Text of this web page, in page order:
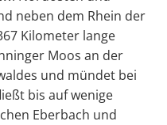
neben dem Rhein der
Kilometer lange
Moos an der
und mündet bei
bis auf wenige
Eberbach und